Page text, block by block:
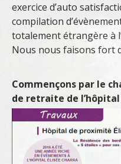
exercice d’auto
compilation
totalement étrangère à
Nous nous faisons fort
Commençons par le
de retraite de